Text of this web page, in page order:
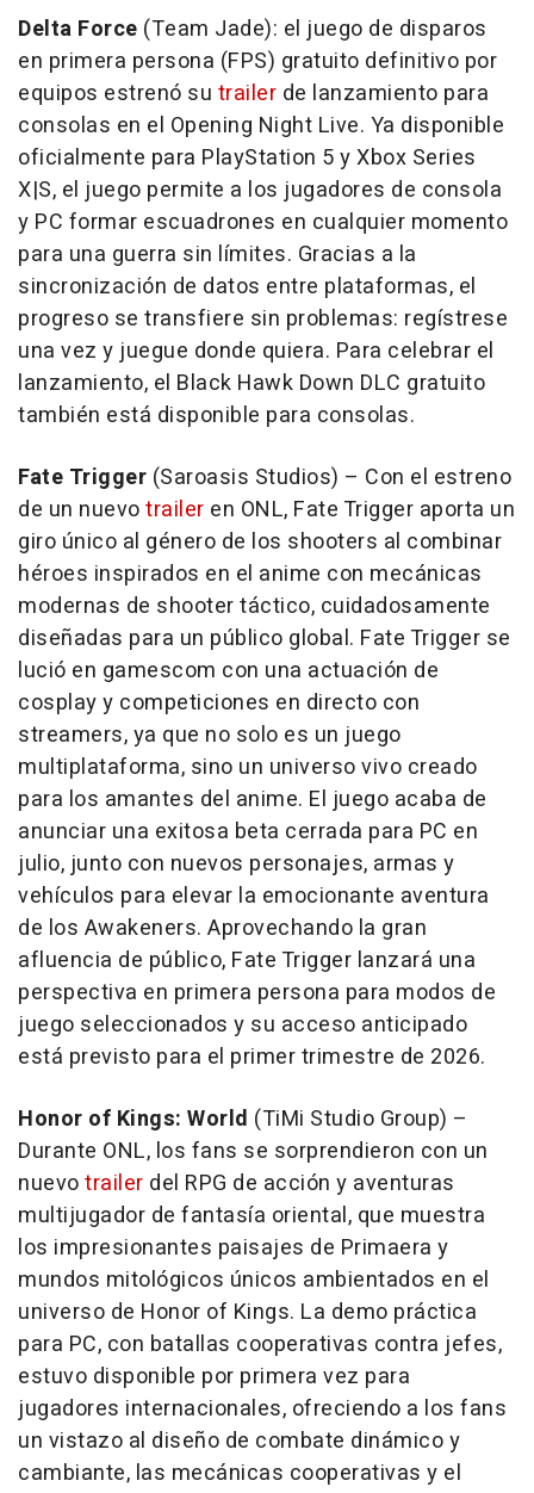
Delta Force (Team Jade): el juego de disparos
en primera persona (FPS) gratuito definitivo por
equipos estrenó su trailer de lanzamiento para
consolas en el Opening Night Live. Ya disponible
oficialmente para PlayStation 5 y Xbox Series
X|S, el juego permite a los jugadores de consola
y PC formar escuadrones en cualquier momento
para una guerra sin límites. Gracias a la
sincronización de datos entre plataformas, el
progreso se transfiere sin problemas: regístrese
una vez y juegue donde quiera. Para celebrar el
lanzamiento, el Black Hawk Down DLC gratuito
también está disponible para consolas.
Fate Trigger (Saroasis Studios) – Con el estreno
de un nuevotrailer en ONL, Fate Trigger aporta un
giro único al género de los shooters al combinar
héroes inspirados en el anime con mecánicas
modernas de shooter táctico, cuidadosamente
diseñadas para un público global. Fate Trigger se
lució en gamescom con una actuación de
cosplay y competiciones en directo con
streamers, ya que no solo es un juego
multiplataforma, sino un universo vivo creado
para los amantes del anime. El juego acaba de
anunciar una exitosa beta cerrada para PC en
julio, junto con nuevos personajes, armas y
vehículos para elevar la emocionante aventura
de los Awakeners. Aprovechando la gran
afluencia de público, Fate Trigger lanzará una
perspectiva en primera persona para modos de
juego seleccionados y su acceso anticipado
está previsto para el primer trimestre de 2026.
Honor of Kings: World (TiMi Studio Group) –
Durante ONL, los fans se sorprendieron con un
nuevotrailer del RPG de acción y aventuras
multijugador de fantasía oriental, que muestra
los impresionantes paisajes de Primaera y
mundos mitológicos únicos ambientados en el
universo de Honor of Kings. La demo práctica
para PC, con batallas cooperativas contra jefes,
estuvo disponible por primera vez para
jugadores internacionales, ofreciendo a los fans
un vistazo al diseño de combate dinámico y
cambiante, las mecánicas cooperativas y el